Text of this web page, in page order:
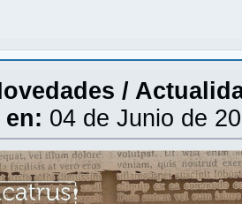
/
en: 04 de Junio de